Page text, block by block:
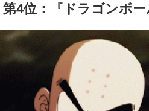
第4位：『ドラゴンボ